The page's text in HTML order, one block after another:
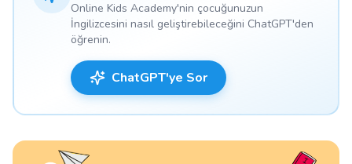
Online Kids Academy'nin çocuğunuzun
İngilizcesini nasıl geliştirebileceğini ChatGPT'den
öğrenin.
ChatGPT'ye Sor